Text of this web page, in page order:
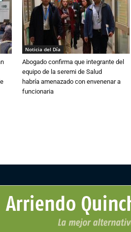
Noticia del Día
Abogado confirma que integrante del
equipo de la seremi de Salud
habría amenazado con envenenar a
funcionaria